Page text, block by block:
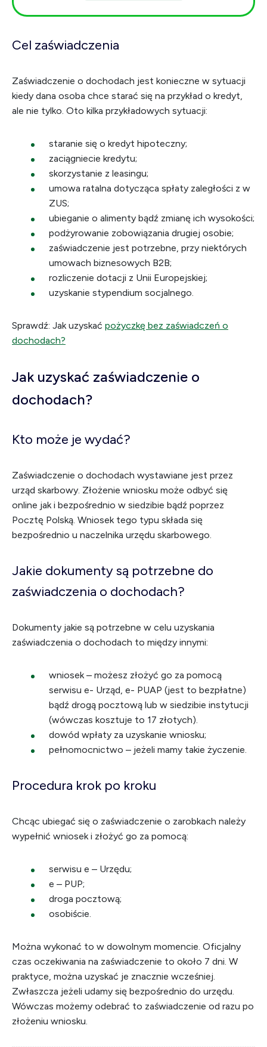
Cel zaświadczenia
Zaświadczenie o dochodach jest konieczne w sytuacji
kiedy dana osoba chce starać się na przykład o kredyt,
ale nie tylko. Oto kilka przykładowych sytuacji:
staranie się o kredyt hipoteczny;
zaciągniecie kredytu;
skorzystanie z leasingu;
umowa ratalna dotycząca spłaty zaległości z w
ZUS;
ubieganie o alimenty bądź zmianę ich wysokości;
podżyrowanie zobowiązania drugiej osobie;
zaświadczenie jest potrzebne, przy niektórych
umowach biznesowych B2B;
rozliczenie dotacji z Unii Europejskiej;
uzyskanie stypendium socjalnego.
Sprawdź: Jak uzyskać pożyczkę bez zaświadczeń o
dochodach?
Jak uzyskać zaświadczenie o
dochodach?
Kto może je wydać?
Zaświadczenie o dochodach wystawiane jest przez
urząd skarbowy. Złożenie wniosku może odbyć się
online jak i bezpośrednio w siedzibie bądź poprzez
Pocztę Polską. Wniosek tego typu składa się
bezpośrednio u naczelnika urzędu skarbowego.
Jakie dokumenty są potrzebne do
zaświadczenia o dochodach?
Dokumenty jakie są potrzebne w celu uzyskania
zaświadczenia o dochodach to między innymi:
wniosek – możesz złożyć go za pomocą
serwisu e- Urząd, e- PUAP (jest to bezpłatne)
bądź drogą pocztową lub w siedzibie instytucji
(wówczas kosztuje to 17 złotych).
dowód wpłaty za uzyskanie wniosku;
pełnomocnictwo – jeżeli mamy takie życzenie.
Procedura krok po kroku
Chcąc ubiegać się o zaświadczenie o zarobkach należy
wypełnić wniosek i złożyć go za pomocą:
serwisu e – Urzędu;
e – PUP;
droga pocztową;
osobiście.
Można wykonać to w dowolnym momencie. Oficjalny
czas oczekiwania na zaświadczenie to około 7 dni. W
praktyce, można uzyskać je znacznie wcześniej.
Zwłaszcza jeżeli udamy się bezpośrednio do urzędu.
Wówczas możemy odebrać to zaświadczenie od razu po
złożeniu wniosku.